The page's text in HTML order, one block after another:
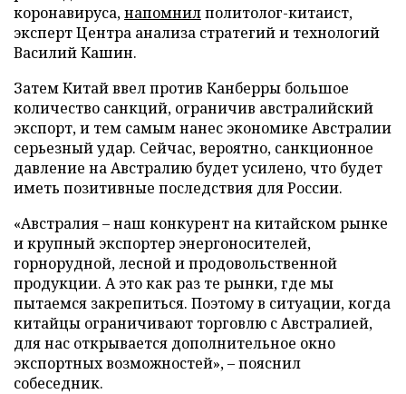
коронавируса,напомнилполитолог-китаист,
эксперт Центра анализа стратегий и технологий
Василий Кашин.
Затем Китай ввел против Канберры большое
количество санкций, ограничив австралийский
экспорт, и тем самым нанес экономике Австралии
серьезный удар. Сейчас, вероятно, санкционное
давление на Австралию будет усилено, что будет
иметь позитивные последствия для России.
«Австралия – наш конкурент на китайском рынке
и крупный экспортер энергоносителей,
горнорудной, лесной и продовольственной
продукции. А это как раз те рынки, где мы
пытаемся закрепиться. Поэтому в ситуации, когда
китайцы ограничивают торговлю с Австралией,
для нас открывается дополнительное окно
экспортных возможностей», – пояснил
собеседник.